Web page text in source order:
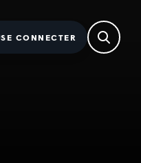
SE CONNECTER